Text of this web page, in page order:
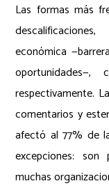
Las formas más
económica
respectivamente.
comentarios y
afectó al 77% de
excepciones:
muchas